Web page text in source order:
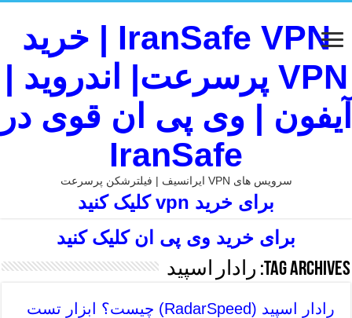
IranSafe VPN | خرید
VPN پرسرعت| اندروید |
آیفون | وی پی ان قوی در
IranSafe
سرویس های VPN ایرانسیف | فیلترشکن پرسرعت
برای خرید vpn کلیک کنید
برای خرید وی پی ان کلیک کنید
Tag Archives: رادار اسپید
رادار اسپید (RadarSpeed) چیست؟ ابزار تست